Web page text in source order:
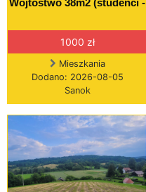
Wójtostwo 38m2 (studenci -
1000 zł
Mieszkania
Dodano: 2026-08-05
Sanok